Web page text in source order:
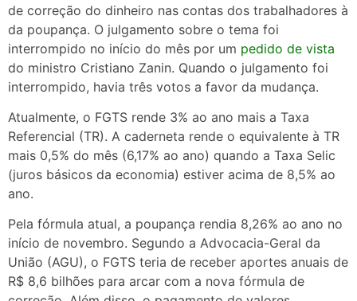
de correção do dinheiro nas contas dos trabalhadores à
da poupança. O julgamento sobre o tema foi
interrompido no início do mês por um pedido de vista
do ministro Cristiano Zanin. Quando o julgamento foi
interrompido, havia três votos a favor da mudança.
Atualmente, o FGTS rende 3% ao ano mais a Taxa
Referencial (TR). A caderneta rende o equivalente à TR
mais 0,5% do mês (6,17% ao ano) quando a Taxa Selic
(juros básicos da economia) estiver acima de 8,5% ao
ano.
Pela fórmula atual, a poupança rendia 8,26% ao ano no
início de novembro. Segundo a Advocacia-Geral da
União (AGU), o FGTS teria de receber aportes anuais de
R$ 8,6 bilhões para arcar com a nova fórmula de